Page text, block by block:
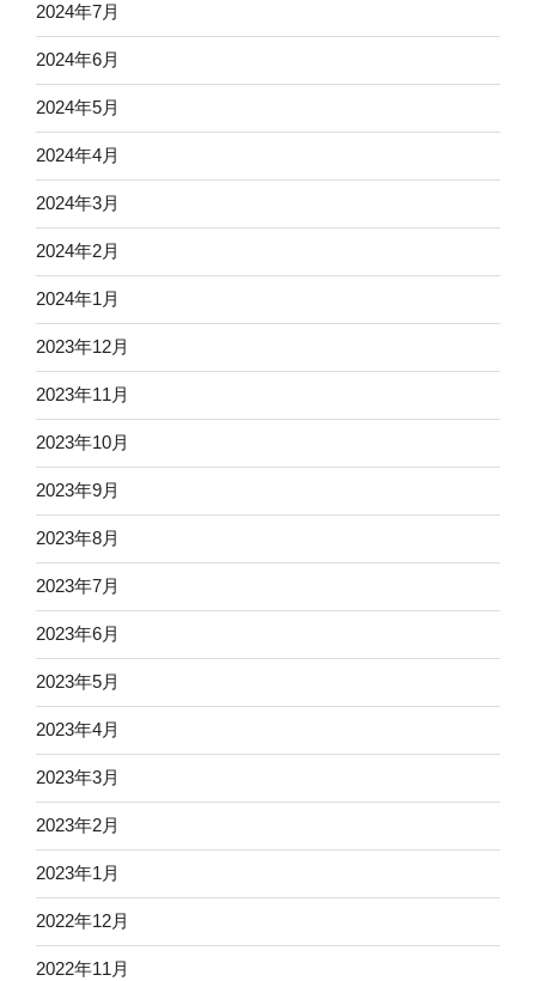
2024年7月
2024年6月
2024年5月
2024年4月
2024年3月
2024年2月
2024年1月
2023年12月
2023年11月
2023年10月
2023年9月
2023年8月
2023年7月
2023年6月
2023年5月
2023年4月
2023年3月
2023年2月
2023年1月
2022年12月
2022年11月